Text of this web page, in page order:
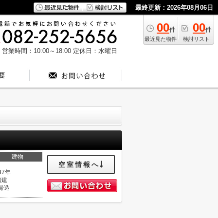
最終更新：2026年08月06日
00件
最近見た物件
00件
検討リスト
営業時間：10:00～18:00 定休日：水曜日
建物
年
建
造
空室情報へ